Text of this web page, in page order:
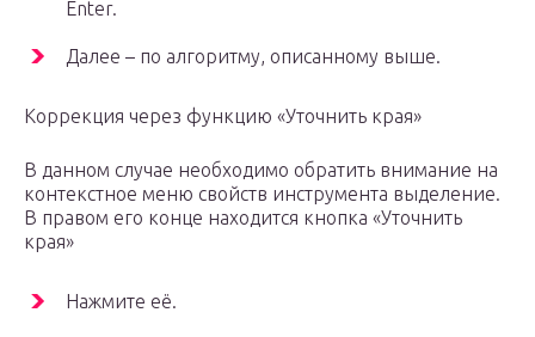
Enter.
Далее – по алгоритму, описанному выше.
Коррекция через функцию «Уточнить края»
В данном случае необходимо обратить внимание на
контекстное меню свойств инструмента выделение.
В правом его конце находится кнопка «Уточнить
края»
Нажмите её.